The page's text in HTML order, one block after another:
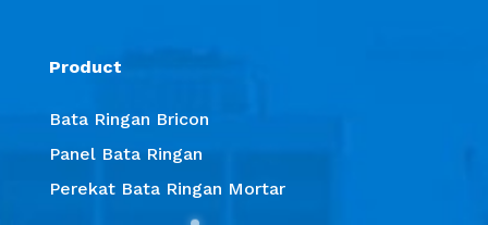
Product
Bata Ringan Bricon
Panel Bata Ringan
Perekat Bata Ringan Mortar